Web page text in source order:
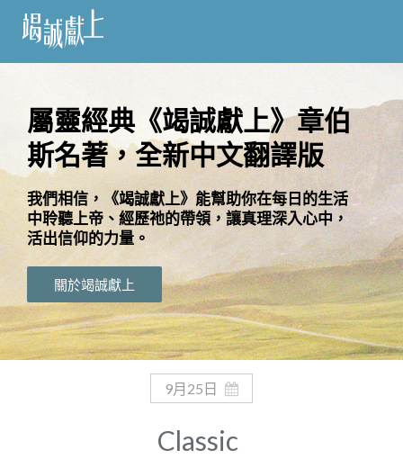
閱
語
言
關
於
竭
誠
獻
上
屬靈經典《竭誠獻上》章伯
斯名著，全新中文翻譯版
我們相信，《竭誠獻上》能幫助你在每日的生活
中聆聽上帝、經歷祂的帶領，讓真理深入心中，
活出信仰的力量。
關於竭誠獻上
9月25日
Classic